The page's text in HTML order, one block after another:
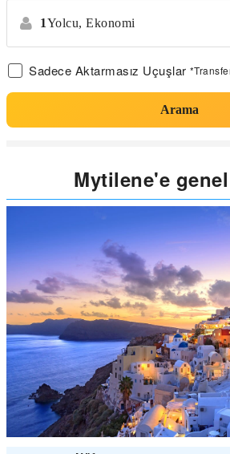
1Yolcu, Ekonomi
Sadece Aktarmasız Uçuşlar
Arama
Mytilene'e